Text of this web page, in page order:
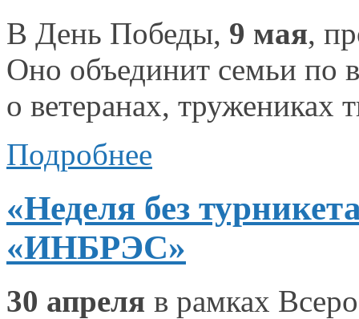
В День Победы, 9 мая,
Оно объединит семьи по
о ветеранах, тружениках
Подробнее
«Неделя без
«ИНБРЭС»
30 апреля в рамках